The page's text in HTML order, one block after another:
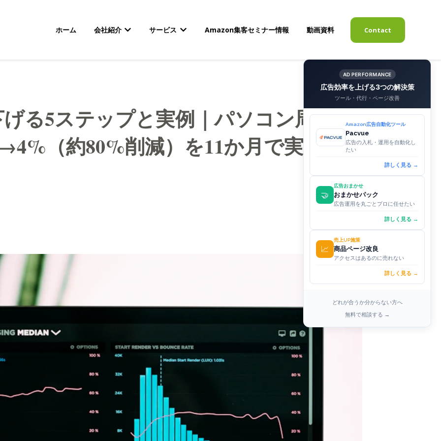
ホーム 会社紹介
会社紹介のサブメニューを表示
サービス
サービスのサブメニューを表示
Amazon集客セミナー情報 動画資料 Contact
る5ステップと実例｜パソコン周辺機器
（約80%削減）を11か月で実現した改
AD PERFORMANCE
広告効率を上げる3つの解決策
ツール・代行・ページ改善
Amazon広告自動化ツール
Pacvue
広告の入札・運用を自動化し
たい
詳しく見る →
🤝
広告おまかせ
おまかせパック
広告運用を丸ごとプロに任せたい
詳しく見る →
📈
売上UP施策
商品ページ改良
アクセスはあるのに売れない
詳しく見る →
どれが合うか分からない方へ
無料で相談する →